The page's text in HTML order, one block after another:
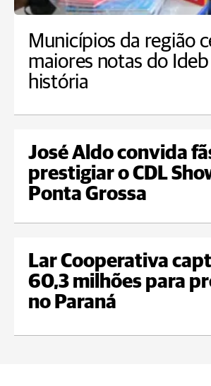
Municípios da região
maiores notas do Ideb
história
José Aldo convida
prestigiar o CDL
Ponta Grossa
Lar Cooperativa
60,3 milhões para
no Paraná